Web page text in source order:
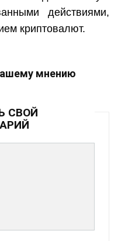
действиями,
криптовалют.
мнению
СВОЙ